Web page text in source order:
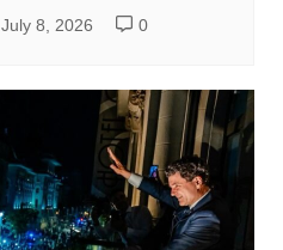
July 8, 2026 0